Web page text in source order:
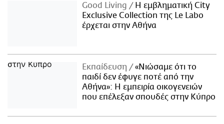
Good Living
Η εμβληματική City
Exclusive Collection της Le Labo
έρχεται στην Αθήνα
Εκπαίδευση
«Νιώσαμε ότι το
παιδί δεν έφυγε ποτέ από την
Αθήνα»: Η εμπειρία οικογενειών
που επέλεξαν σπουδές στην Κύπρο